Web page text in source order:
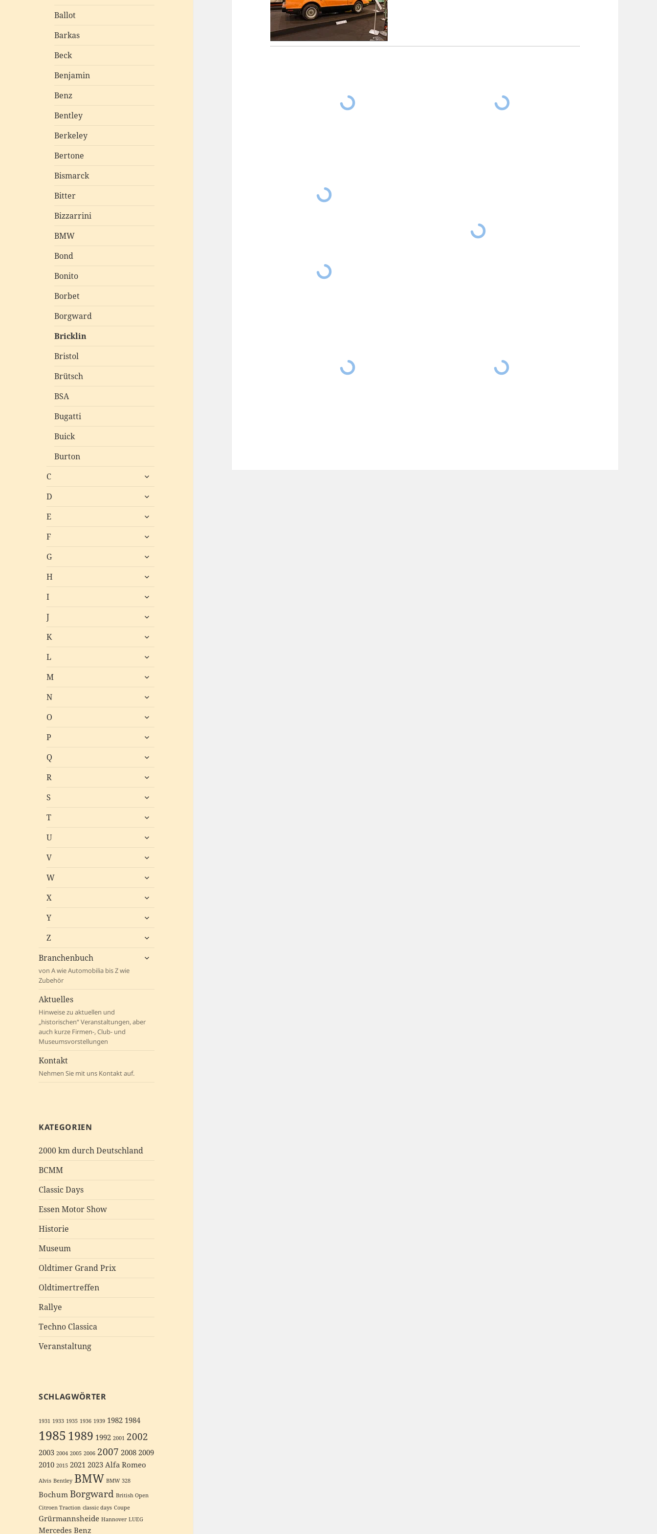
Ballot
Barkas
Beck
Benjamin
Benz
Bentley
Berkeley
Bertone
Bismarck
Bitter
Bizzarrini
BMW
Bond
Bonito
Borbet
Borgward
Bricklin
Bristol
Brütsch
BSA
Bugatti
Buick
Burton
C
untermenü
D
untermenü
E
untermenü
F
untermenü
G
untermenü
H
untermenü
I
untermenü
J
untermenü
K
untermenü
L
untermenü
M
untermenü
N
untermenü
O
untermenü
P
untermenü
Q
untermenü
R
untermenü
S
untermenü
T
untermenü
U
untermenü
V
untermenü
W
untermenü
X
untermenü
Y
untermenü
Z
untermenü
Branchenbuch
von A wie Automobilia bis Z wie
Zubehör
untermenü
Aktuelles
Hinweise zu aktuellen und
„historischen“ Veranstaltungen, aber
auch kurze Firmen-, Club- und
Museumsvorstellungen
Kontakt
Nehmen Sie mit uns Kontakt auf.
KATEGORIEN
2000 km durch Deutschland
BCMM
Classic Days
Essen Motor Show
Historie
Museum
Oldtimer Grand Prix
Oldtimertreffen
Rallye
Techno Classica
Veranstaltung
SCHLAGWÖRTER
1931 1933 1935 1936 1939 1982 1984
19851989 1992 2001 2002
2003 2004 2005 2006 2007 20082009
2010 2015 2021 2023Alfa Romeo
Alvis Bentley BMW BMW 328
BochumBorgward British Open
Citroen Traction classic days Coupe
Grürmannsheide Hannover LUEG
Mercedes Benz